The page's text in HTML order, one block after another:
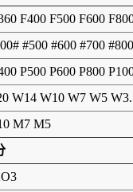
F400 F500 F600
#500 #600 #700
P500 P600 P800
W14 W10 W7 W5
M7 M5